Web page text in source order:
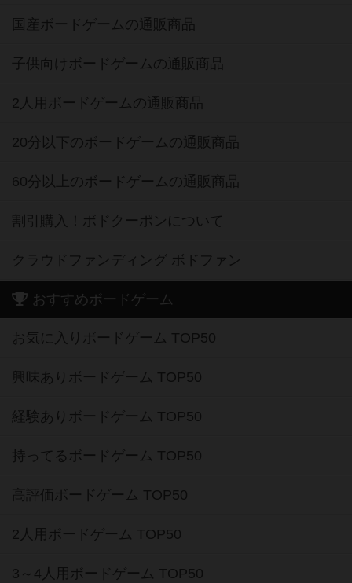
国産ボードゲームの通販商品
子供向けボードゲームの通販商品
2人用ボードゲームの通販商品
20分以下のボードゲームの通販商品
60分以上のボードゲームの通販商品
割引購入！ボドクーポンについて
クラウドファンディング ボドファン
おすすめボードゲーム
お気に入りボードゲーム TOP50
興味ありボードゲーム TOP50
経験ありボードゲーム TOP50
持ってるボードゲーム TOP50
高評価ボードゲーム TOP50
2人用ボードゲーム TOP50
3～4人用ボードゲーム TOP50